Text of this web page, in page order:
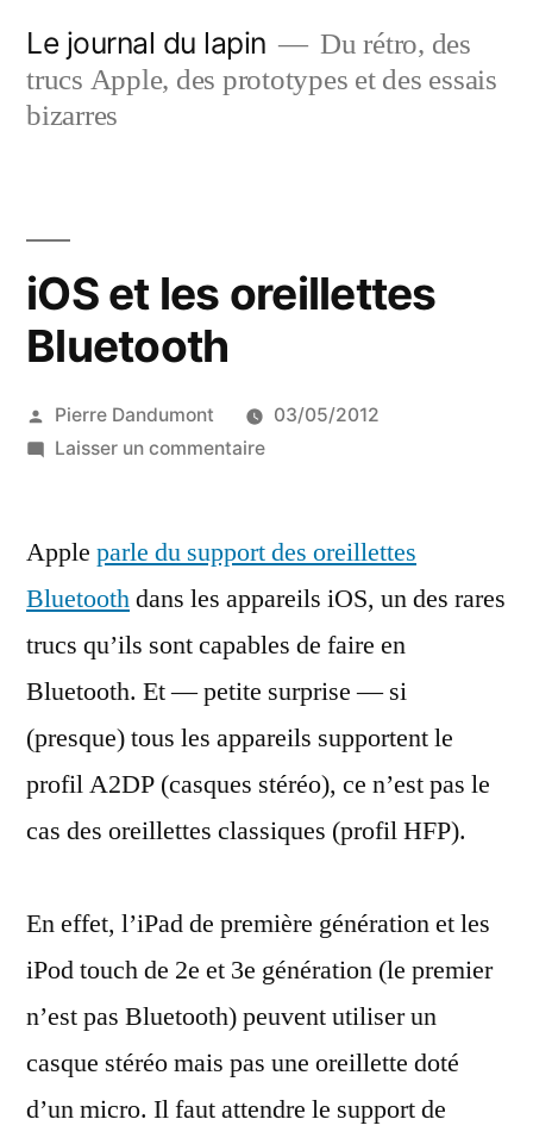
contenu
Le journal du lapin
Du rétro, des
trucs Apple, des prototypes et des essais
bizarres
iOS et les oreillettes
Bluetooth
Publié
par
Pierre Dandumont
03/05/2012
Laisser un commentairesur
les
Bluetooth
Apple parle du support des oreillettes
Bluetoothdans les appareils iOS, un des rares
trucs qu’ils sont capables de faire en
Bluetooth. Et — petite surprise — si
(presque) tous les appareils supportent le
profil A2DP (casques stéréo), ce n’est pas le
cas des oreillettes classiques (profil HFP).
En effet, l’iPad de première génération et les
iPod touch de 2e et 3e génération (le premier
n’est pas Bluetooth) peuvent utiliser un
casque stéréo mais pas une oreillette doté
d’un micro. Il faut attendre le support de